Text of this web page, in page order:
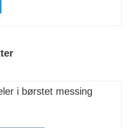
i børstet messing